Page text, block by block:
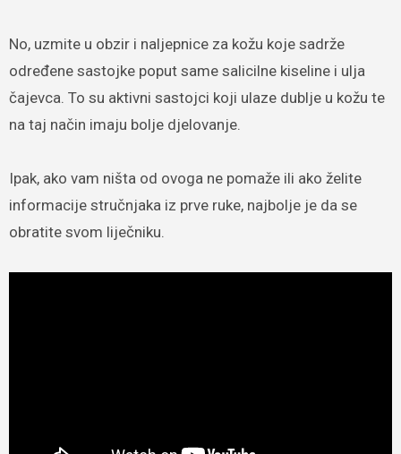
No, uzmite u obzir i naljepnice za kožu koje sadrže
određene sastojke poput same salicilne kiseline i ulja
čajevca. To su aktivni sastojci koji ulaze dublje u kožu te
na taj način imaju bolje djelovanje.
Ipak, ako vam ništa od ovoga ne pomaže ili ako želite
informacije stručnjaka iz prve ruke, najbolje je da se
obratite svom liječniku.